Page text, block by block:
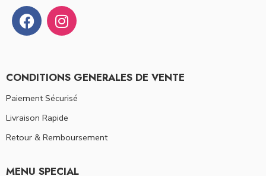
CONDITIONS GENERALES DE VENTE
Paiement Sécurisé
Livraison Rapide
Retour & Remboursement
MENU SPECIAL